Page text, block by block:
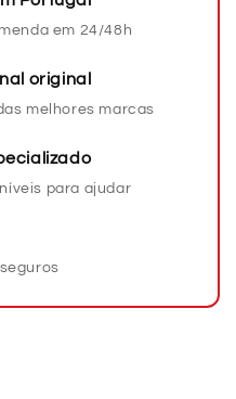
em 24/48h
original
melhores marcas
para ajudar